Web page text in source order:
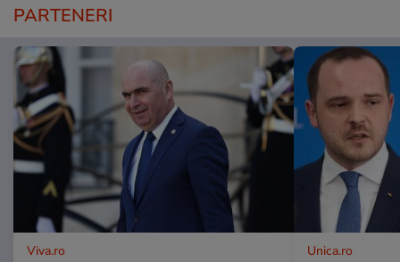
PARTENERI
Viva.ro Unica.ro